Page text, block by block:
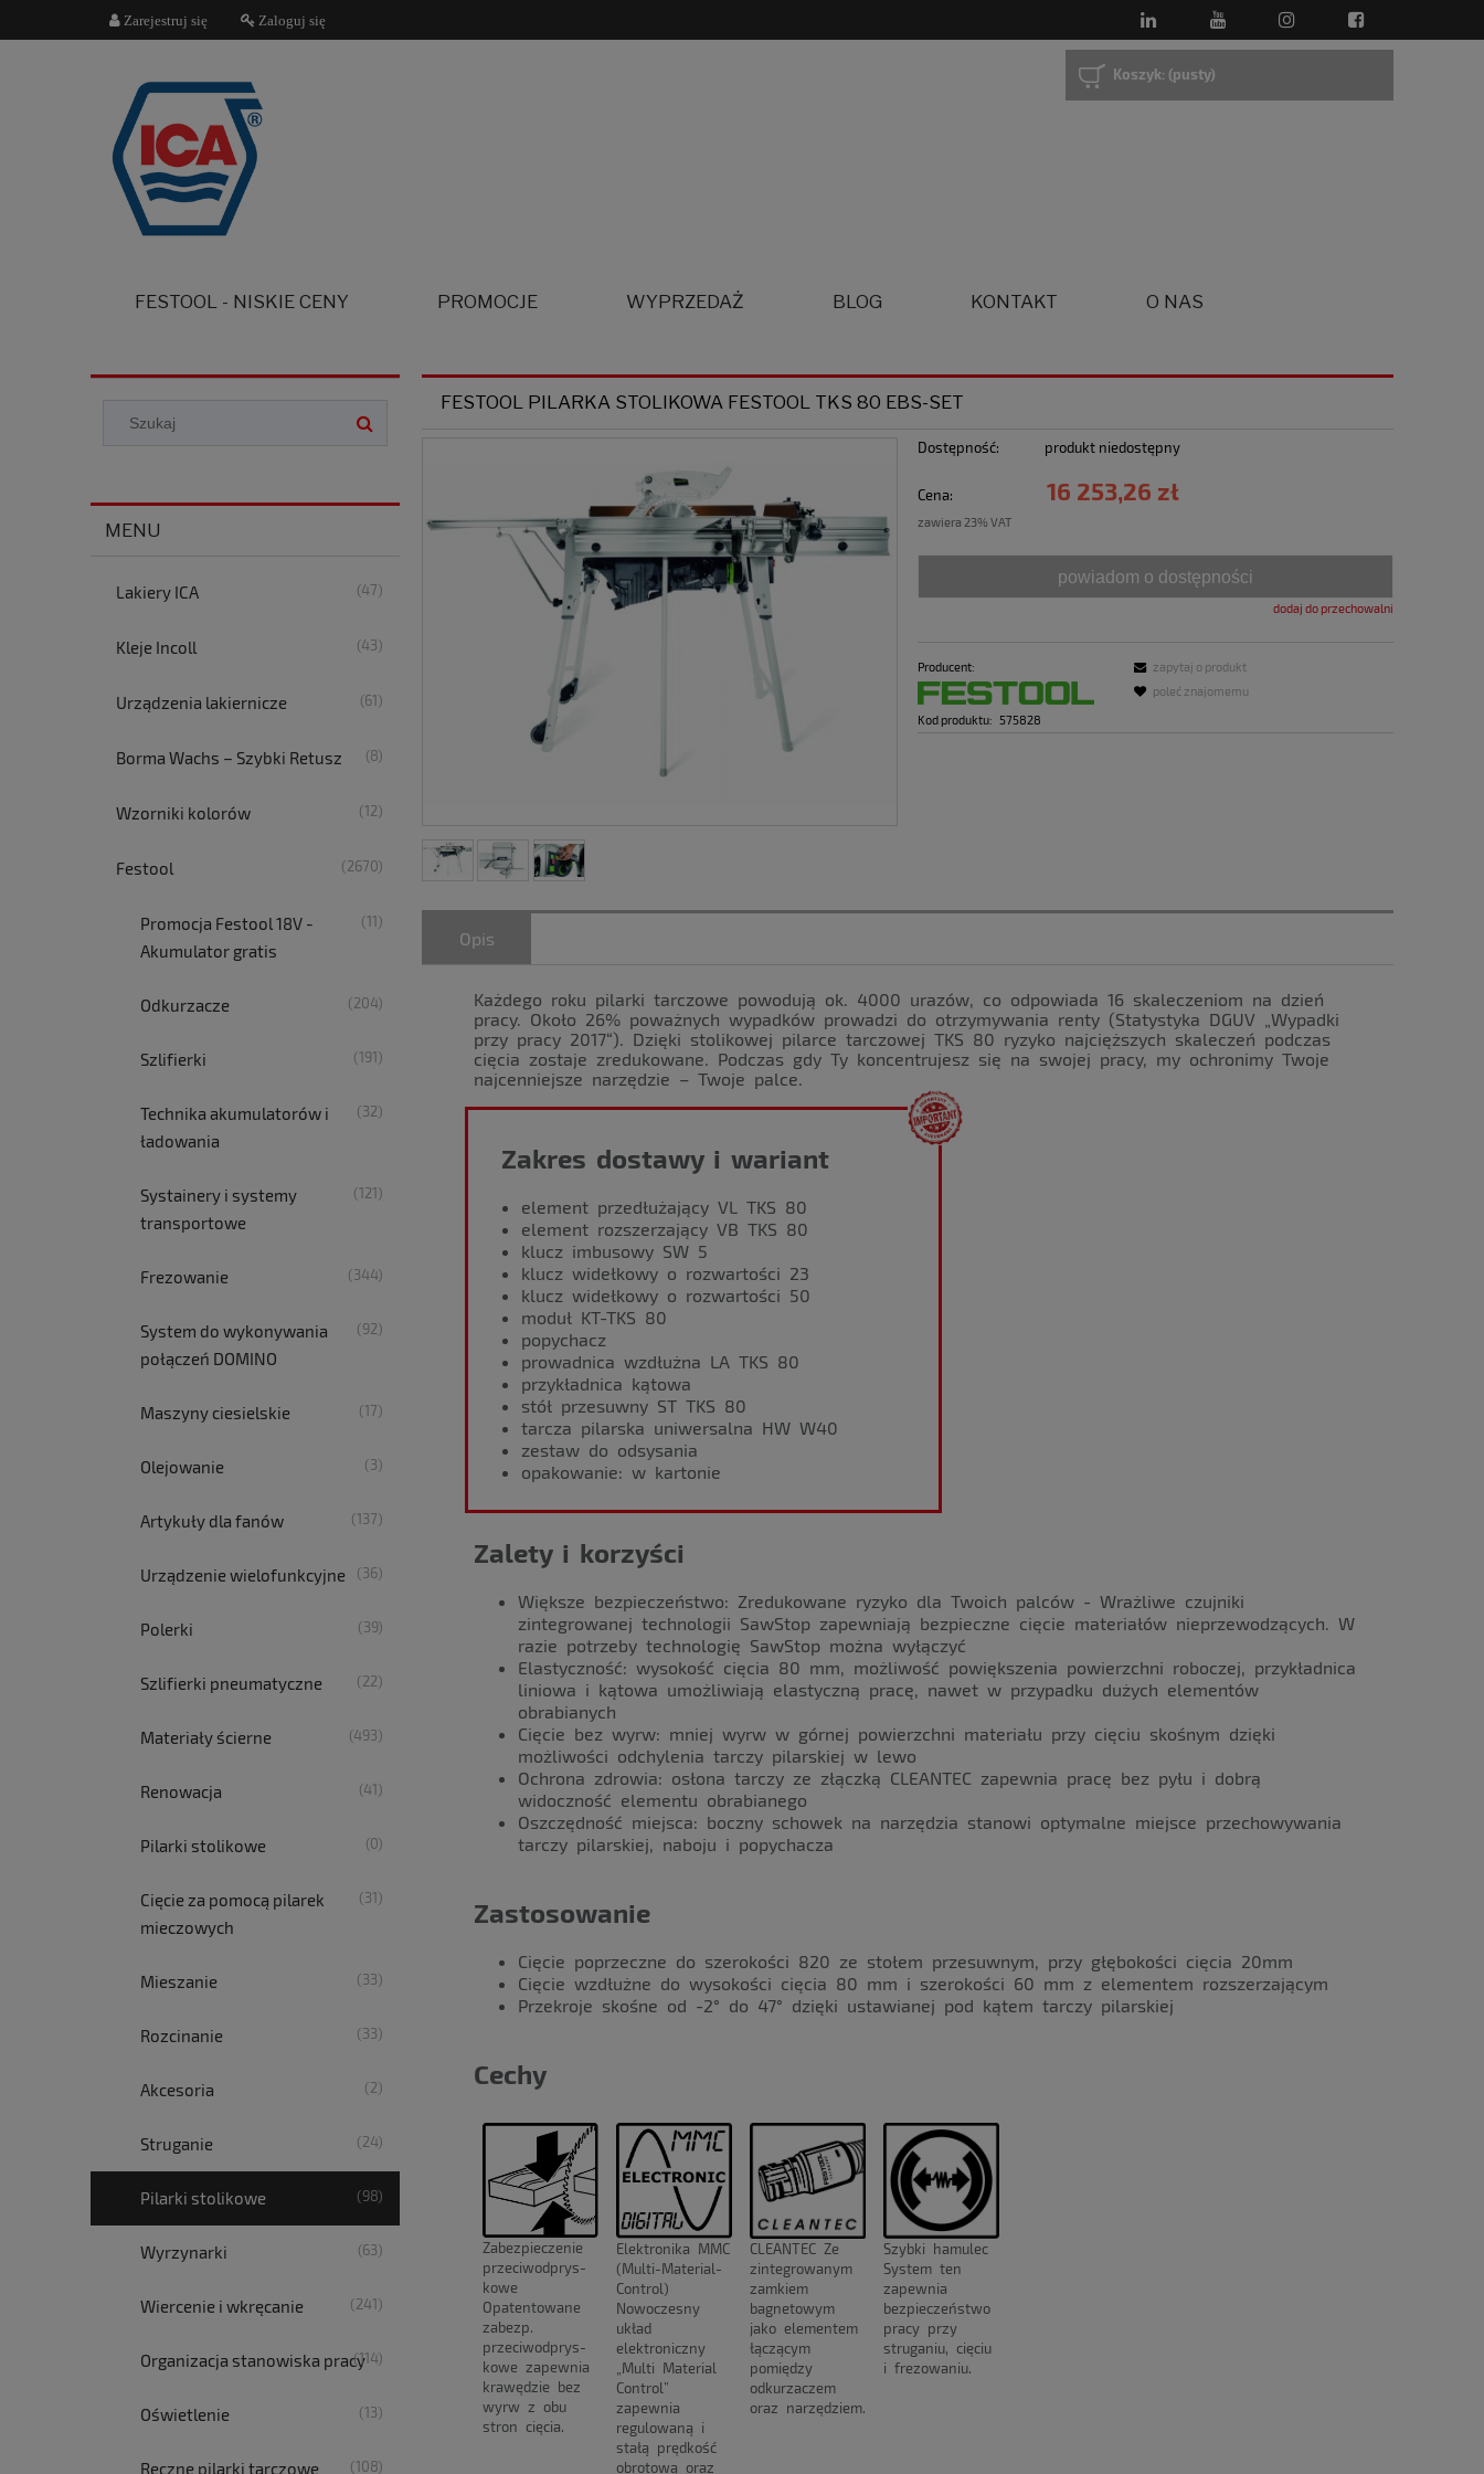
Zarejestruj się Zaloguj się
Koszyk: (pusty)
FESTOOL - NISKIE CENY PROMOCJE WYPRZEDAŻ BLOG KONTAKT O NAS
MENU
Lakiery ICA (47)
Kleje Incoll (43)
Urządzenia lakiernicze (61)
Borma Wachs – Szybki Retusz (8)
Wzorniki kolorów (12)
Festool (2670)
Promocja Festool 18V -
Akumulator gratis
(11)
Odkurzacze (204)
Szlifierki (191)
Technika akumulatorów i
ładowania
(32)
Systainery i systemy
transportowe
(121)
Frezowanie (344)
System do wykonywania
połączeń DOMINO
(92)
Maszyny ciesielskie (17)
Olejowanie (3)
Artykuły dla fanów (137)
Urządzenie wielofunkcyjne (36)
Polerki (39)
Szlifierki pneumatyczne (22)
Materiały ścierne (493)
Renowacja (41)
Pilarki stolikowe (0)
Cięcie za pomocą pilarek
mieczowych
(31)
Mieszanie (33)
Rozcinanie (33)
Akcesoria (2)
Struganie (24)
Pilarki stolikowe (98)
Wyrzynarki (63)
Wiercenie i wkręcanie (241)
Organizacja stanowiska pracy(114)
Oświetlenie (13)
Ręczne pilarki tarczowe (108)
FESTOOL PILARKA STOLIKOWA FESTOOL TKS 80 EBS-SET
Dostępność: produkt niedostępny
Cena: 16 253,26 zł
zawiera 23% VAT
powiadom o dostępności
dodaj do przechowalni
Producent:
Kod produktu: 575828
zapytaj o produkt
poleć znajomemu
Opis
Każdego roku pilarki tarczowe powodują ok. 4000 urazów, co odpowiada 16 skaleczeniom na dzień
pracy. Około 26% poważnych wypadków prowadzi do otrzymywania renty (Statystyka DGUV „Wypadki
przy pracy 2017“). Dzięki stolikowej pilarce tarczowej TKS 80 ryzyko najcięższych skaleczeń podczas
cięcia zostaje zredukowane. Podczas gdy Ty koncentrujesz się na swojej pracy, my ochronimy Twoje
najcenniejsze narzędzie – Twoje palce.
Zakres dostawy i wariant
element przedłużający VL TKS 80
element rozszerzający VB TKS 80
klucz imbusowy SW 5
klucz widełkowy o rozwartości 23
klucz widełkowy o rozwartości 50
moduł KT-TKS 80
popychacz
prowadnica wzdłużna LA TKS 80
przykładnica kątowa
stół przesuwny ST TKS 80
tarcza pilarska uniwersalna HW W40
zestaw do odsysania
opakowanie: w kartonie
Zalety i korzyści
Większe bezpieczeństwo: Zredukowane ryzyko dla Twoich palców - Wrażliwe czujniki
zintegrowanej technologii SawStop zapewniają bezpieczne cięcie materiałów nieprzewodzących. W
razie potrzeby technologię SawStop można wyłączyć
Elastyczność: wysokość cięcia 80 mm, możliwość powiększenia powierzchni roboczej, przykładnica
liniowa i kątowa umożliwiają elastyczną pracę, nawet w przypadku dużych elementów
obrabianych
Cięcie bez wyrw: mniej wyrw w górnej powierzchni materiału przy cięciu skośnym dzięki
możliwości odchylenia tarczy pilarskiej w lewo
Ochrona zdrowia: osłona tarczy ze złączką CLEANTEC zapewnia pracę bez pyłu i dobrą
widoczność elementu obrabianego
Oszczędność miejsca: boczny schowek na narzędzia stanowi optymalne miejsce przechowywania
tarczy pilarskiej, naboju i popychacza
Zastosowanie
Cięcie poprzeczne do szerokości 820 ze stołem przesuwnym, przy głębokości cięcia 20mm
Cięcie wzdłużne do wysokości cięcia 80 mm i szerokości 60 mm z elementem rozszerzającym
Przekroje skośne od -2° do 47° dzięki ustawianej pod kątem tarczy pilarskiej
Cechy
Zabezpieczenie
przeciwodprys-
kowe
Opatentowane
zabezp.
przeciwodprys-
kowe zapewnia
krawędzie bez
wyrw z obu
stron cięcia.
Elektronika MMC
(Multi-Material-
Control)
Nowoczesny
układ
elektroniczny
„Multi Material
Control”
zapewnia
regulowaną i
stałą prędkość
obrotową oraz
CLEANTEC Ze
zintegrowanym
zamkiem
bagnetowym
jako elementem
łączącym
pomiędzy
odkurzaczem
oraz narzędziem.
Szybki hamulec
System ten
zapewnia
bezpieczeństwo
pracy przy
struganiu, cięciu
i frezowaniu.